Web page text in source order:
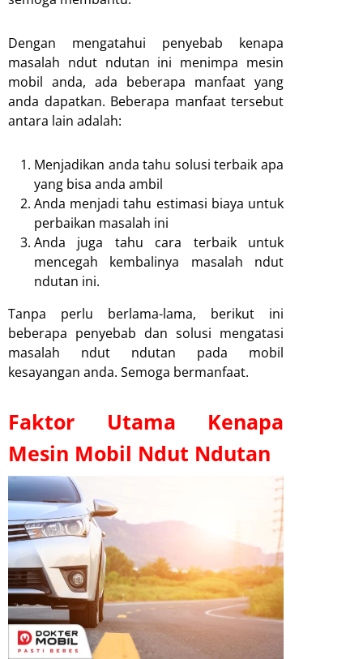
Dengan mengatahui penyebab kenapa
masalah ndut ndutan ini menimpa mesin
mobil anda, ada beberapa manfaat yang
anda dapatkan. Beberapa manfaat tersebut
antara lain adalah:
Menjadikan anda tahu solusi terbaik apa
yang bisa anda ambil
Anda menjadi tahu estimasi biaya untuk
perbaikan masalah ini
Anda juga tahu cara terbaik untuk
mencegah kembalinya masalah ndut
ndutan ini.
Tanpa perlu berlama-lama, berikut ini
beberapa penyebab dan solusi mengatasi
masalah ndut ndutan pada mobil
kesayangan anda. Semoga bermanfaat.
Faktor Utama Kenapa
Mesin Mobil Ndut Ndutan